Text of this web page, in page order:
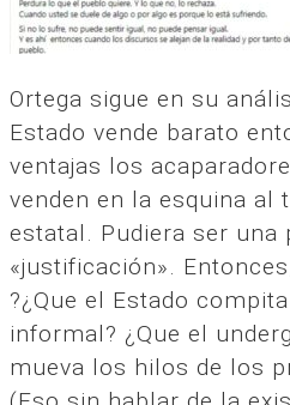
Ortega sigue en su
Estado vende barato
ventajas los
venden en la esquina al
estatal. Pudiera ser una
«justificación».
?¿Que el Estado
informal? ¿Que el
mueva los hilos de los